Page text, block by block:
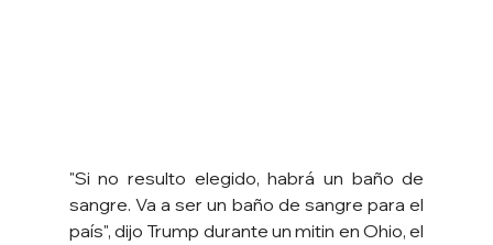
"Si no resulto elegido, habrá un baño de
sangre. Va a ser un baño de sangre para el
país", dijo Trump durante un mitin en Ohio, el